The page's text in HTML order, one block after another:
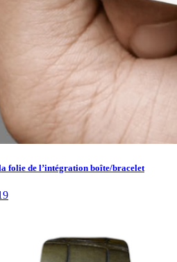
folie de l’intégration boîte/bracelet